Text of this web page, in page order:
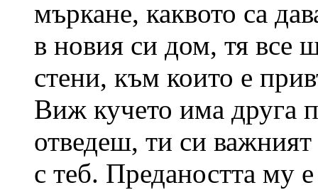
мъркане, каквото са
в новия си дом, тя все
стени, към които е
Виж кучето има друга
отведеш, ти си
с теб. Предаността му